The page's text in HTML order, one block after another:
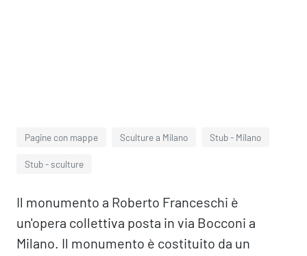
Pagine con mappe Sculture a Milano Stub - Milano
Stub - sculture
Il monumento a Roberto Franceschi è
un'opera collettiva posta in via Bocconi a
Milano. Il monumento è costituito da un